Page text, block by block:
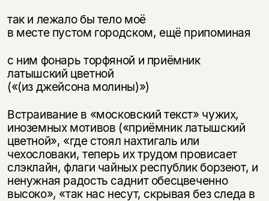
так и лежало бы тело моё
в месте пустом городском, ещё припоминая
с ним фонарь торфяной и приёмник
латышский цветной
(«(из джейсона молины)»)
Встраивание в «московский текст» чужих,
иноземных мотивов («приёмник латышский
цветной», «где стоял нахтигаль или
чехословаки, теперь их трудом провисает
слэклайн, флаги чайных республик борзеют, и
ненужная радость саднит обесцвеченно
высоко», «так нас несут, скрывая без следа в